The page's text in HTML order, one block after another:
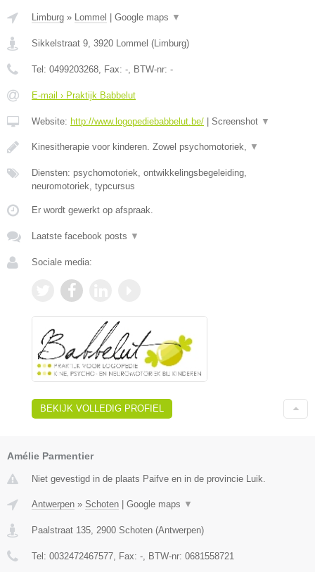
Limburg » Lommel Google maps ▼
Sikkelstraat 9, 3920 Lommel (Limburg)
Tel: 0499203268, Fax: -, BTW-nr: -
E-mail › Praktijk Babbelut
Website: http://www.logopediebabbelut.be/ Screenshot ▼
Kinesitherapie voor kinderen. Zowel psychomotoriek, ▼
Diensten: psychomotoriek, ontwikkelingsbegeleiding,
neuromotoriek, typcursus
Er wordt gewerkt op afspraak.
Laatste facebook posts ▼
Sociale media:
BEKIJK VOLLEDIG PROFIEL
Amélie Parmentier
Niet gevestigd in de plaats Paifve en in de provincie Luik.
Antwerpen » Schoten Google maps ▼
Paalstraat 135, 2900 Schoten (Antwerpen)
Tel: 0032472467577, Fax: -, BTW-nr: 0681558721